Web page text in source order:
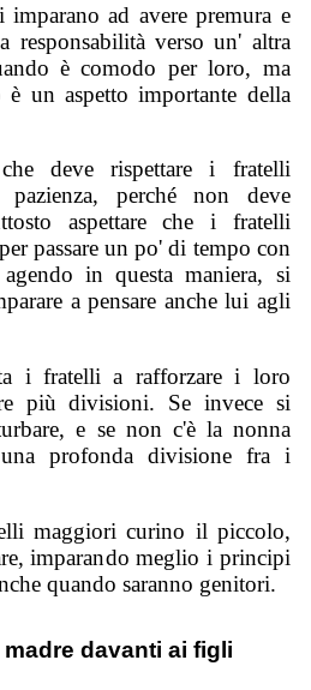
ad avere premura e
responsabilità verso un' altra
è comodo per loro, ma
è un aspetto importante della
deve rispettare i fratelli
perché non deve
aspettare che i fratelli
passare un po' di tempo con
in questa maniera, si
a pensare anche lui agli
i fratelli a rafforzare i loro
più divisioni. Se invece si
e se non c'è la nonna
profonda divisione fra i
maggiori curino il piccolo,
imparando meglio i principi
quando saranno genitori.
davanti ai figli